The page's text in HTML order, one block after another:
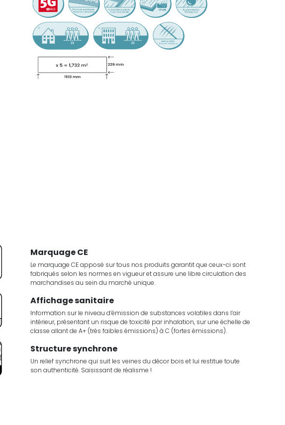
Marquage CE
Le marquage CE apposé sur tous nos produits garantit que ceux-ci sont
fabriqués selon les normes en vigueur et assure une libre circulation des
marchandises au sein du marché unique.
Affichage sanitaire
Information sur le niveau d’émission de substances volatiles dans l’air
intérieur, présentant un risque de toxicité par inhalation, sur une échelle de
classe allant de A+ (très faibles émissions) à C (fortes émissions).
Structure synchrone
Un relief synchrone qui suit les veines du décor bois et lui restitue toute
son authenticité. Saisissant de réalisme !